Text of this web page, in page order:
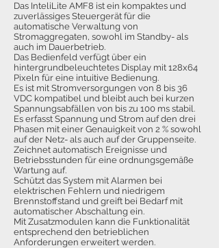
Das InteliLite AMF8 ist ein kompaktes und
zuverlässiges Steuergerät für die
automatische Verwaltung von
Stromaggregaten, sowohl im Standby- als
auch im Dauerbetrieb.
Das Bedienfeld verfügt über ein
hintergrundbeleuchtetes Display mit 128x64
Pixeln für eine intuitive Bedienung.
Es ist mit Stromversorgungen von 8 bis 36
VDC kompatibel und bleibt auch bei kurzen
Spannungsabfällen von bis zu 100 ms stabil.
Es erfasst Spannung und Strom auf den drei
Phasen mit einer Genauigkeit von 2 % sowohl
auf der Netz- als auch auf der Gruppenseite.
Zeichnet automatisch Ereignisse und
Betriebsstunden für eine ordnungsgemäße
Wartung auf.
Schützt das System mit Alarmen bei
elektrischen Fehlern und niedrigem
Brennstoffstand und greift bei Bedarf mit
automatischer Abschaltung ein.
Mit Zusatzmodulen kann die Funktionalität
entsprechend den betrieblichen
Anforderungen erweitert werden.